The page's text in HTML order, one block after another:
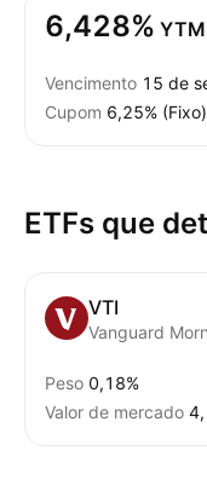
6,428% YTM
Vencimento 15 de
Cupom 6,25% (Fixo)
ETFs que
VTI
Peso 0,18%
Valor de mercado